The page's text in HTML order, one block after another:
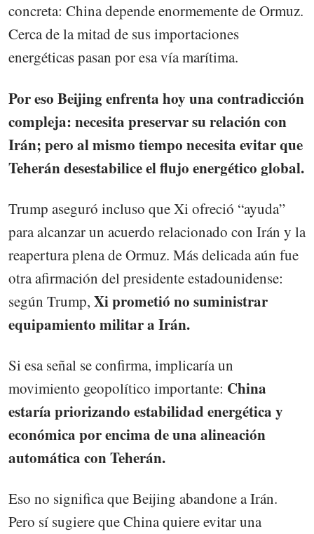
concreta: China depende enormemente de Ormuz.
Cerca de la mitad de sus importaciones
energéticas pasan por esa vía marítima.
Por eso Beijing enfrenta hoy una contradicción
compleja: necesita preservar su relación con
Irán; pero al mismo tiempo necesita evitar que
Teherán desestabilice el flujo energético global.
Trump aseguró incluso que Xi ofreció “ayuda”
para alcanzar un acuerdo relacionado con Irán y la
reapertura plena de Ormuz. Más delicada aún fue
otra afirmación del presidente estadounidense:
según Trump, Xi prometió no suministrar
equipamiento militar a Irán.
Si esa señal se confirma, implicaría un
movimiento geopolítico importante: China
estaría priorizando estabilidad energética y
económica por encima de una alineación
automática con Teherán.
Eso no significa que Beijing abandone a Irán.
Pero sí sugiere que China quiere evitar una